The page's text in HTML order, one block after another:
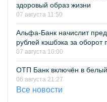
здоровый образ жизни
07 августа 11:50
Альфа-Банк начислит
рублей кэшбэка за оборот
07 августа 10:00
ОТП Банк включён в
06 августа 21:27
Все новости